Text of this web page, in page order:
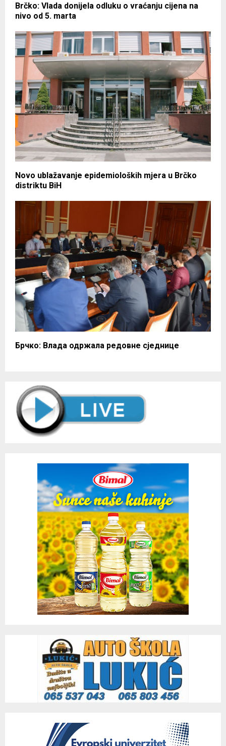
Brčko: Vlada donijela odluku o vraćanju cijena na
nivo od 5. marta
Novo ublažavanje epidemioloških mjera u Brčko
distriktu BiH
Брчко: Влада одржала редовне сједнице